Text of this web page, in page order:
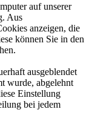
auf unserer
Aus
anzeigen, die
können Sie in den
ausgeblendet
wurde, abgelehnt
Einstellung
bei jedem